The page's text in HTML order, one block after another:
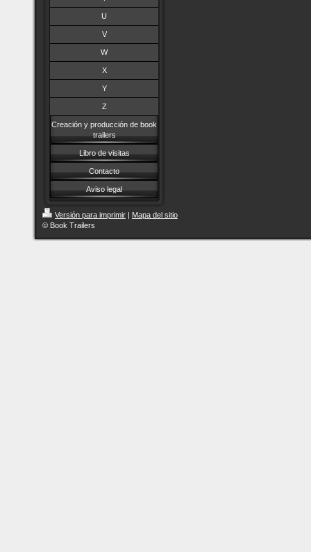
U
V
W
X
Y
Z
Creación y producción de book
trailers
Libro de visitas
Contacto
Aviso legal
Versión para imprimir | Mapa del sitio
© Book Trailers